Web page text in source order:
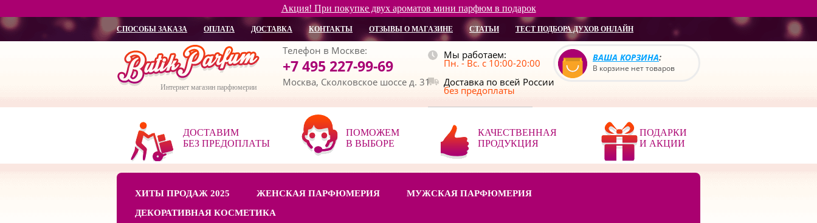
Акция! При покупке двух ароматов мини парфюм в подарок
СПОСОБЫ ЗАКАЗА ОПЛАТА ДОСТАВКА КОНТАКТЫ ОТЗЫВЫ О МАГАЗИНЕ СТАТЬИ ТЕСТ ПОДБОРА ДУХОВ ОНЛАЙН
Интернет магазин парфюмерии
Телефон в Москве:
+7 495 227-99-69
Москва, Сколковское шоссе д. 31
Мы работаем:
Пн. - Вс. с 10:00-20:00
Доставка по всей России
без предоплаты
ВАША КОРЗИНА:
В корзине нет товаров
ДОСТАВИМ
БЕЗ ПРЕДОПЛАТЫ
ПОМОЖЕМ
В ВЫБОРЕ
КАЧЕСТВЕННАЯ
ПРОДУКЦИЯ
ПОДАРКИ
И АКЦИИ
ХИТЫ ПРОДАЖ 2025 ЖЕНСКАЯ ПАРФЮМЕРИЯ
МУЖСКАЯ ПАРФЮМЕРИЯ
ДЕКОРАТИВНАЯ КОСМЕТИКА